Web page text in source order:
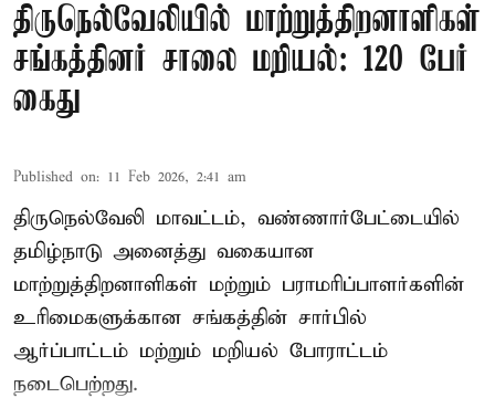
திருநெல்வேலியில் மாற்றுத்திறனாளிகள்
சங்கத்தினர் சாலை மறியல்: 120 பேர்
கைது
Published on: 11 Feb 2026, 2:41 am
திருநெல்வேலி மாவட்டம், வண்ணார்பேட்டையில்
தமிழ்நாடு அனைத்து வகையான
மாற்றுத்திறனாளிகள் மற்றும் பராமரிப்பாளர்களின்
உரிமைகளுக்கான சங்கத்தின் சார்பில்
ஆர்ப்பாட்டம் மற்றும் மறியல் போராட்டம்
நடைபெற்றது.